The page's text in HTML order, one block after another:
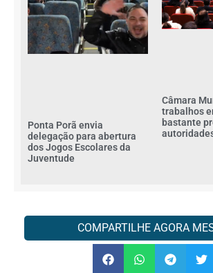
Ponta Porã envia
delegação para abertura
dos Jogos Escolares da
Juventude
Câmara
trabalhos
bastante
COMPARTILHE AGORA